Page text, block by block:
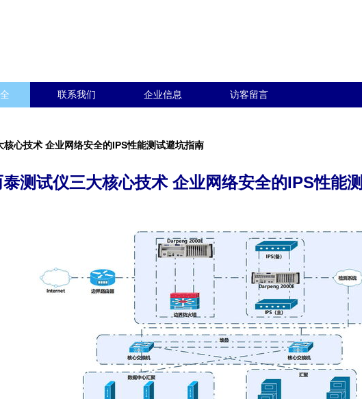
联系我们 企业信息 访客留言
核心技术 企业网络安全的IPS性能测试避坑指南
测试仪三大核心技术 企业网络安全的IPS性能